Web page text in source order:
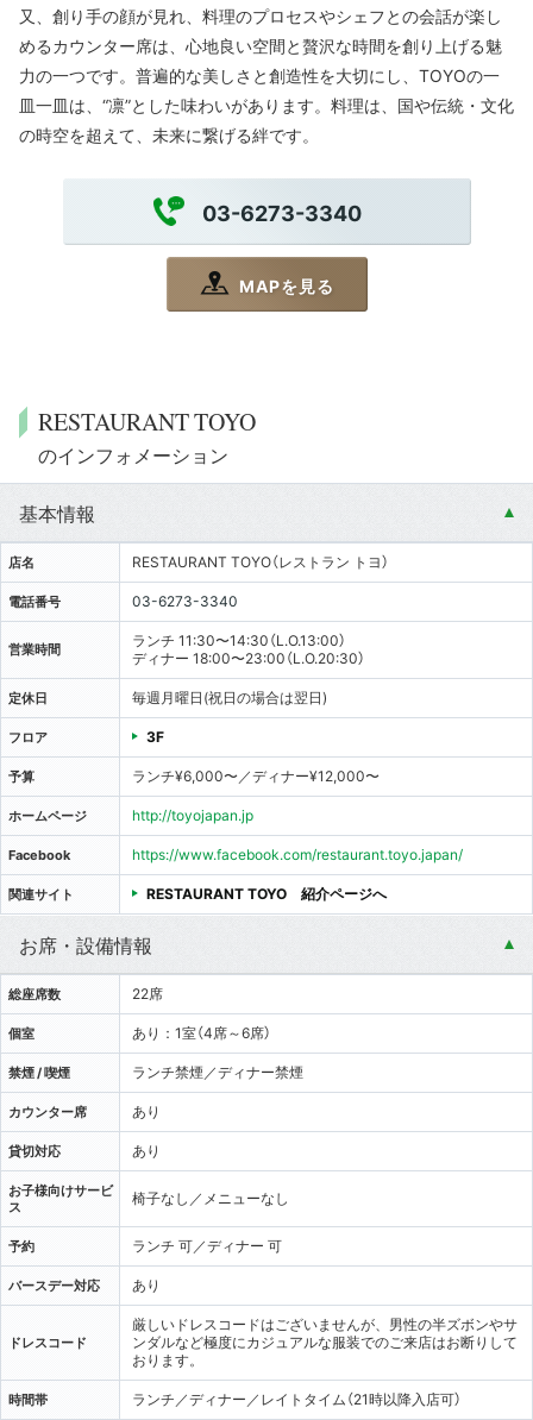
又、創り手の顔が見れ、料理のプロセスやシェフとの会話が楽し
めるカウンター席は、心地良い空間と贅沢な時間を創り上げる魅
力の一つです。普遍的な美しさと創造性を大切にし、TOYOの一
皿一皿は、“凛”とした味わいがあります。料理は、国や伝統・文化
の時空を超えて、未来に繋げる絆です。
03-6273-3340
MAPを見る
RESTAURANT TOYO
のインフォメーション
基本情報
店名 RESTAURANT TOYO（レストラン トヨ）
電話番号 03-6273-3340
営業時間
ランチ 11:30〜14:30（L.O.13:00）
ディナー 18:00〜23:00（L.O.20:30）
定休日 毎週月曜日(祝日の場合は翌日)
フロア 3F
予算 ランチ¥6,000〜／ディナー¥12,000〜
ホームページ http://toyojapan.jp
Facebook https://www.facebook.com/restaurant.toyo.japan/
関連サイト RESTAURANT TOYO 紹介ページへ
お席・設備情報
総座席数 22席
個室 あり：1室（4席～6席）
禁煙 / 喫煙 ランチ禁煙／ディナー禁煙
カウンター席 あり
貸切対応 あり
お子様向けサービ
ス
椅子なし／メニューなし
予約 ランチ 可／ディナー 可
バースデー対応 あり
ドレスコード
厳しいドレスコードはございませんが、男性の半ズボンやサ
ンダルなど極度にカジュアルな服装でのご来店はお断りして
おります。
時間帯 ランチ／ディナー／レイトタイム（21時以降入店可）